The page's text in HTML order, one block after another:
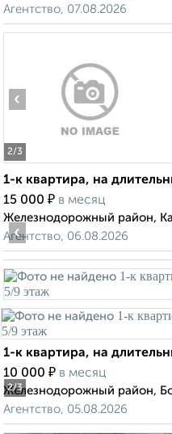
Агентство, 07.08.2026
2/3
‹
1-к квартира, на
15 000 ₽ в месяц
Железнодорожный район,
Агентство, 06.08.2026
2/3
‹
1-к квартира, на
10 000 ₽ в месяц
Железнодорожный район,
Агентство, 05.08.2026